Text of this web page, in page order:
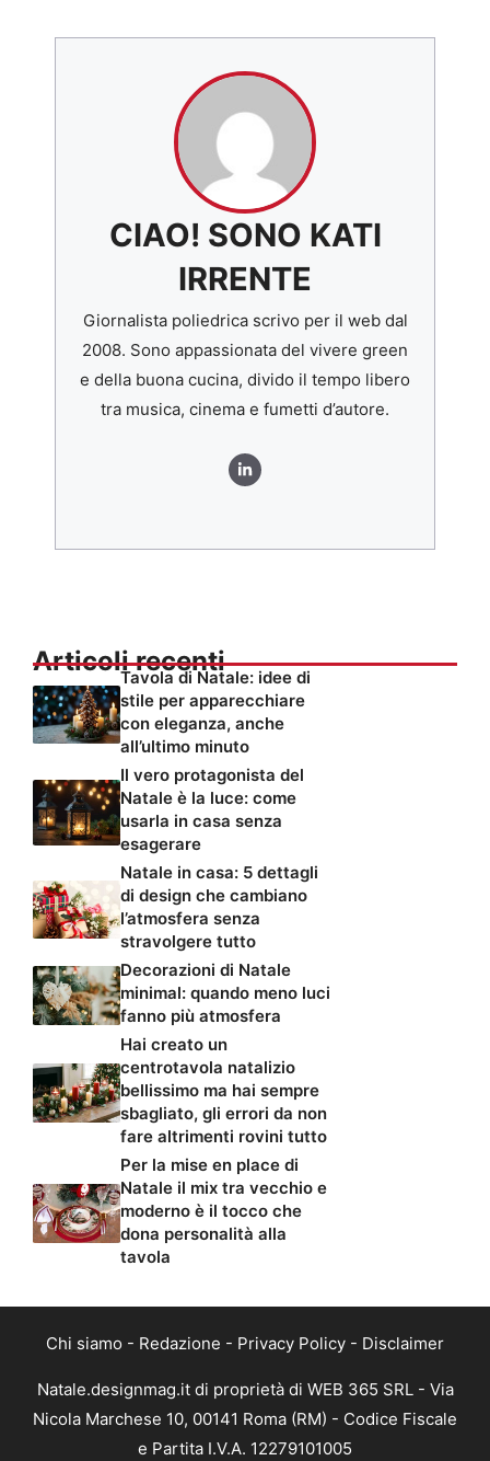
CIAO! SONO KATI
IRRENTE
Giornalista poliedrica scrivo per il web dal
2008. Sono appassionata del vivere green
e della buona cucina, divido il tempo libero
tra musica, cinema e fumetti d’autore.
Articoli recenti
Tavola di Natale: idee di
stile per apparecchiare
con eleganza, anche
all’ultimo minuto
Il vero protagonista del
Natale è la luce: come
usarla in casa senza
esagerare
Natale in casa: 5 dettagli
di design che cambiano
l’atmosfera senza
stravolgere tutto
Decorazioni di Natale
minimal: quando meno luci
fanno più atmosfera
Hai creato un
centrotavola natalizio
bellissimo ma hai sempre
sbagliato, gli errori da non
fare altrimenti rovini tutto
Per la mise en place di
Natale il mix tra vecchio e
moderno è il tocco che
dona personalità alla
tavola
Chi siamo - Redazione - Privacy Policy - Disclaimer
Natale.designmag.it di proprietà di WEB 365 SRL - Via
Nicola Marchese 10, 00141 Roma (RM) - Codice Fiscale
e Partita I.V.A. 12279101005